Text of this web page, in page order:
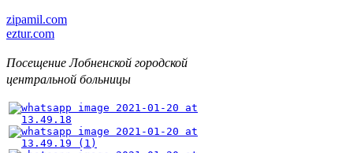
zipamil.com
eztur.com
Посещение Лобненской городской
центральной больницы